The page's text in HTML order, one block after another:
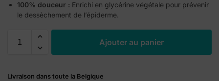
100% douceur : Enrichi en glycérine végétale pour prévenir
le dessèchement de l’épiderme.
Ajouter au panier
Livraison dans toute la Belgique